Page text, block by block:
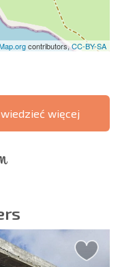
contributors,CC-BY-SA
więcej